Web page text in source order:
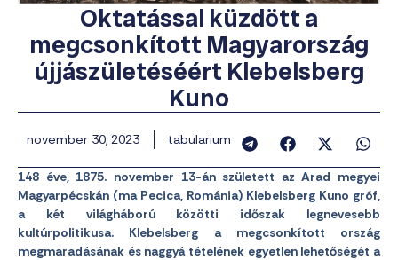
Oktatással küzdött a
megcsonkított Magyarország
újjászületéséért Klebelsberg
Kuno
november 30, 2023 tabularium
148 éve, 1875. november 13-án született az Arad megyei
Magyarpécskán (ma Pecica, Románia) Klebelsberg Kuno gróf,
a két világháború közötti időszak legnevesebb
kultúrpolitikusa. Klebelsberg a megcsonkított ország
megmaradásának és naggyá tételének egyetlen lehetőségét a